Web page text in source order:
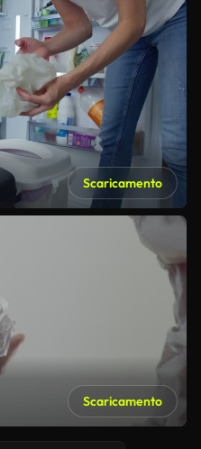
Scaricamento
Scaricamento